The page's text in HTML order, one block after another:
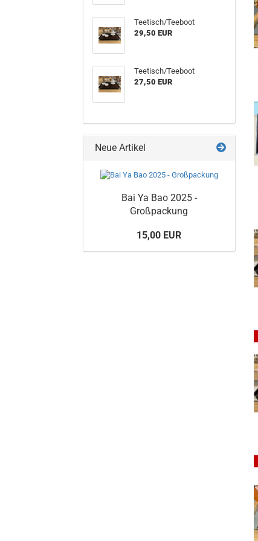
Teetisch/Teeboot
29,50 EUR
Teetisch/Teeboot
27,50 EUR
Neue Artikel
Bai Ya Bao 2025 -
Großpackung
15,00 EUR